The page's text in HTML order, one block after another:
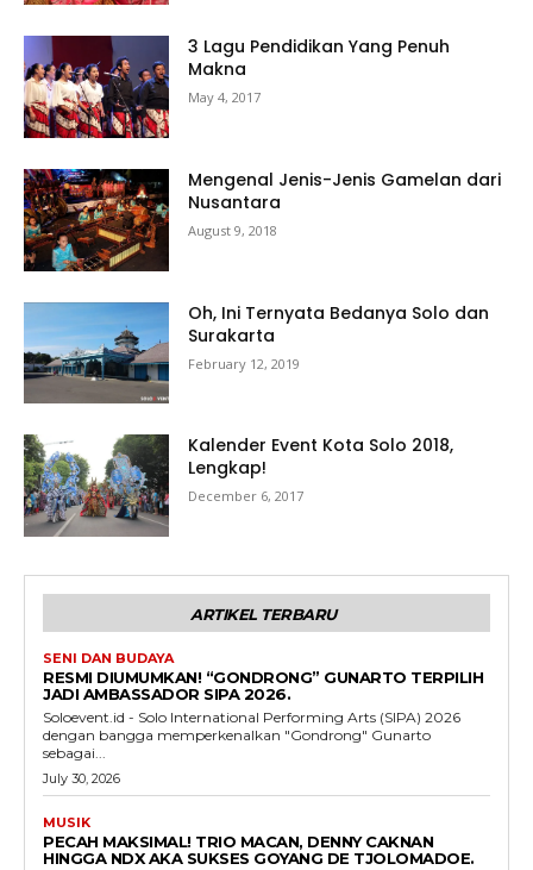
3 Lagu Pendidikan Yang Penuh
Makna
May 4, 2017
Mengenal Jenis-Jenis Gamelan dari
Nusantara
August 9, 2018
Oh, Ini Ternyata Bedanya Solo dan
Surakarta
February 12, 2019
Kalender Event Kota Solo 2018,
Lengkap!
December 6, 2017
ARTIKEL TERBARU
SENI DAN BUDAYA
RESMI DIUMUMKAN! “GONDRONG” GUNARTO TERPILIH
JADI AMBASSADOR SIPA 2026.
Soloevent.id - Solo International Performing Arts (SIPA) 2026
dengan bangga memperkenalkan "Gondrong" Gunarto
sebagai...
July 30, 2026
MUSIK
PECAH MAKSIMAL! TRIO MACAN, DENNY CAKNAN
HINGGA NDX AKA SUKSES GOYANG DE TJOLOMADOE.